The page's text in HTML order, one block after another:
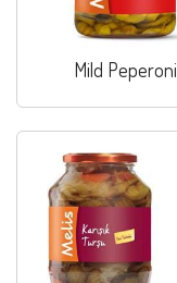
Mild Peperoni